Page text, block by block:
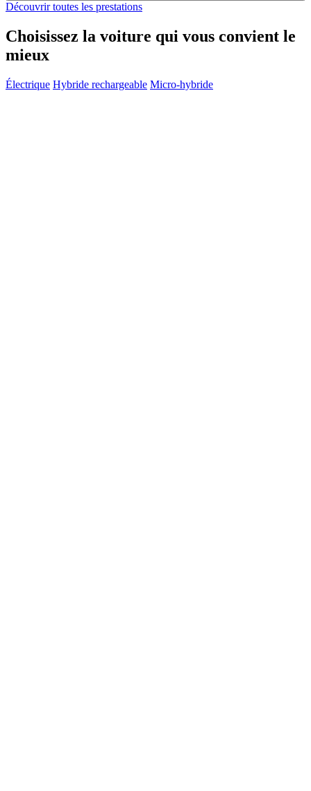
Découvrir toutes les prestations
Choisissez la voiture qui vous convient le
mieux
Électrique Hybride rechargeable Micro-hybride